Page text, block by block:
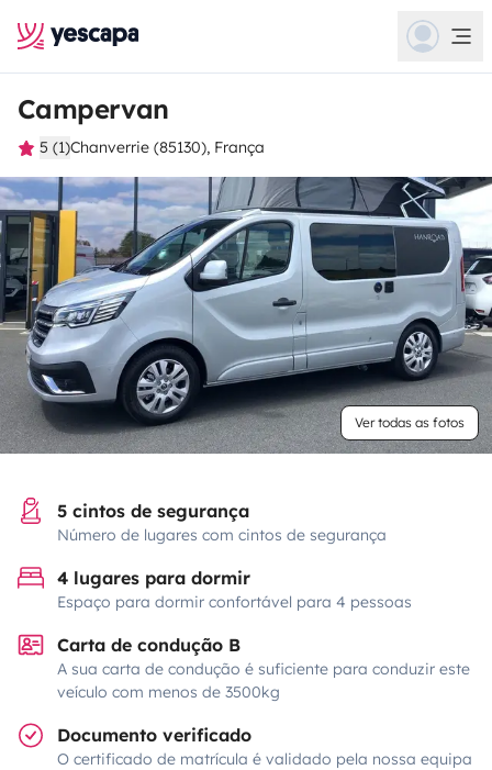
Campervan
5 (1)Chanverrie (85130), França
Ver todas as fotos
5 cintos de segurança
Número de lugares com cintos de segurança
4 lugares para dormir
Espaço para dormir confortável para 4 pessoas
Carta de condução B
A sua carta de condução é suficiente para conduzir este
veículo com menos de 3500kg
Documento verificado
O certificado de matrícula é validado pela nossa equipa